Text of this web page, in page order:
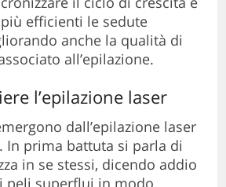
efficienti le sedute
anche la qualità di
all’epilazione.
l’epilazione laser
dall’epilazione laser
. In prima battuta si parla di
in se stessi, dicendo addio